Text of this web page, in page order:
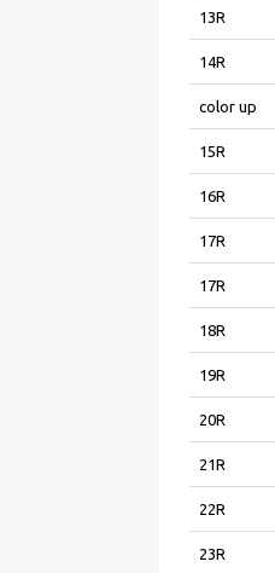
13R
14R
color up
15R
16R
17R
17R
18R
19R
20R
21R
22R
23R